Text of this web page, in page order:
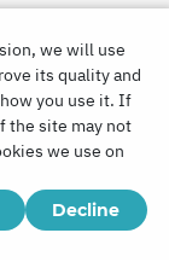
we will use
its quality and
you use it. If
the site may not
we use on
Decline